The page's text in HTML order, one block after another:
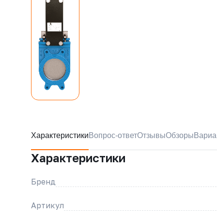
Характеристики Вопрос-ответОтзывыОбзоры
Характеристики
Бренд
Артикул